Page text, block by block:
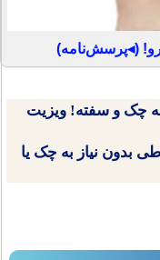
(◂پرسش‌نامه)
به چک و سفته! ویزیت
بدون نیاز به چک یا